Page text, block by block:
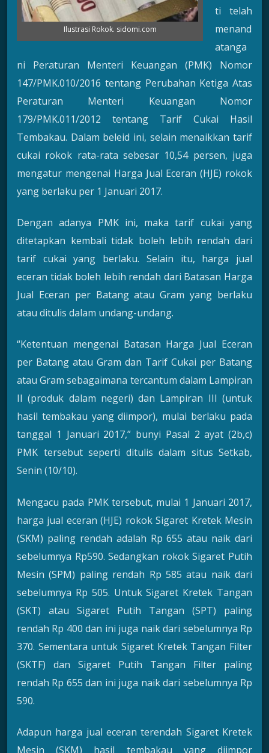
Ilustrasi Rokok. sidomi.com
ti telah
menand
atanga
ni Peraturan Menteri Keuangan (PMK) Nomor
147/PMK.010/2016 tentang Perubahan Ketiga Atas
Peraturan Menteri Keuangan Nomor
179/PMK.011/2012 tentang Tarif Cukai Hasil
Tembakau. Dalam beleid ini, selain menaikkan tarif
cukai rokok rata-rata sebesar 10,54 persen, juga
mengatur mengenai Harga Jual Eceran (HJE) rokok
yang berlaku per 1 Januari 2017.
Dengan adanya PMK ini, maka tarif cukai yang
ditetapkan kembali tidak boleh lebih rendah dari
tarif cukai yang berlaku. Selain itu, harga jual
eceran tidak boleh lebih rendah dari Batasan Harga
Jual Eceran per Batang atau Gram yang berlaku
atau ditulis dalam undang-undang.
“Ketentuan mengenai Batasan Harga Jual Eceran
per Batang atau Gram dan Tarif Cukai per Batang
atau Gram sebagaimana tercantum dalam Lampiran
II (produk dalam negeri) dan Lampiran III (untuk
hasil tembakau yang diimpor), mulai berlaku pada
tanggal 1 Januari 2017,” bunyi Pasal 2 ayat (2b,c)
PMK tersebut seperti ditulis dalam situs Setkab,
Senin (10/10).
Mengacu pada PMK tersebut, mulai 1 Januari 2017,
harga jual eceran (HJE) rokok Sigaret Kretek Mesin
(SKM) paling rendah adalah Rp 655 atau naik dari
sebelumnya Rp590. Sedangkan rokok Sigaret Putih
Mesin (SPM) paling rendah Rp 585 atau naik dari
sebelumnya Rp 505. Untuk Sigaret Kretek Tangan
(SKT) atau Sigaret Putih Tangan (SPT) paling
rendah Rp 400 dan ini juga naik dari sebelumnya Rp
370. Sementara untuk Sigaret Kretek Tangan Filter
(SKTF) dan Sigaret Putih Tangan Filter paling
rendah Rp 655 dan ini juga naik dari sebelumnya Rp
590.
Adapun harga jual eceran terendah Sigaret Kretek
Mesin (SKM) hasil tembakau yang diimpor